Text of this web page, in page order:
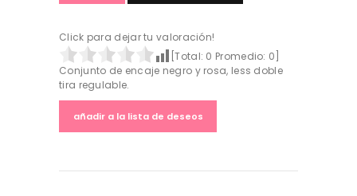
Click para dejar tu valoración!
[Total: 0 Promedio: 0
Conjunto de encaje negro y rosa, less doble
tira regulable.
añadir a la lista de deseos